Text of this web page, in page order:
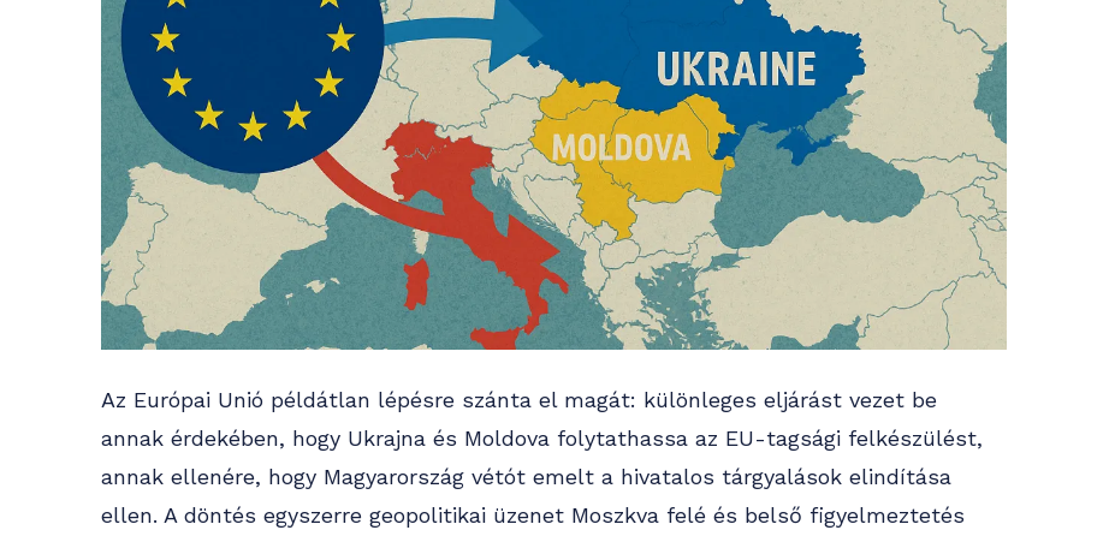
Az Európai Unió példátlan lépésre szánta el magát: különleges eljárást vezet be
annak érdekében, hogy Ukrajna és Moldova folytathassa az EU-tagsági felkészülést,
annak ellenére, hogy Magyarország vétót emelt a hivatalos tárgyalások elindítása
ellen. A döntés egyszerre geopolitikai üzenet Moszkva felé és belső figyelmeztetés